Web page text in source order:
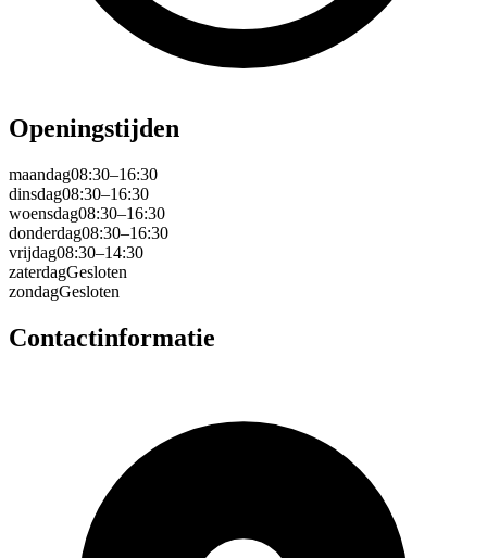
Openingstijden
maandag08:30–16:30
dinsdag08:30–16:30
woensdag08:30–16:30
donderdag08:30–16:30
vrijdag08:30–14:30
zaterdagGesloten
zondagGesloten
Contactinformatie